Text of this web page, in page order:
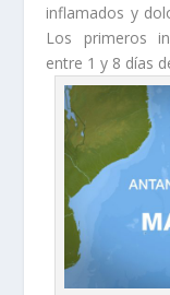
inflamados y
Los primeros
entre 1 y 8 días